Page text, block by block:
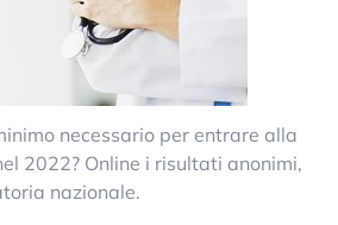
necessario per entrare alla
2022? Online i risultati anonimi,
nazionale.